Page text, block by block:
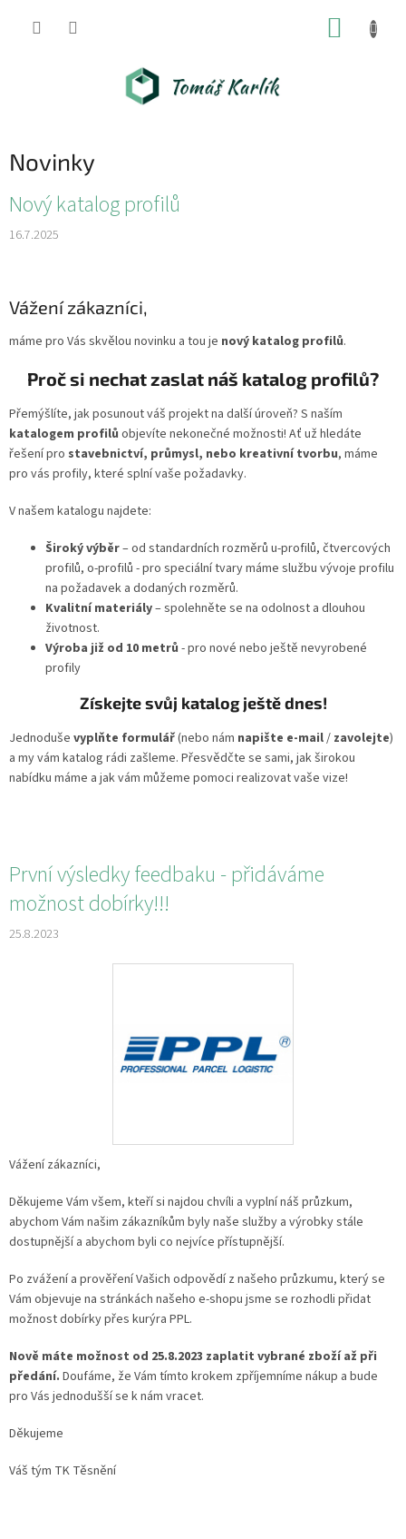
Novinky
V
p
č
l
á
Nový katalog profilů
16.7.2025
Vážení zákazníci,
máme pro Vás skvělou novinku a tou je nový katalog profilů.
Proč si nechat zaslat náš katalog profilů?
Přemýšlíte, jak posunout váš projekt na další úroveň? S naším
katalogem profilů objevíte nekonečné možnosti! Ať už hledáte
řešení pro stavebnictví, průmysl, nebo kreativní tvorbu, máme
pro vás profily, které splní vaše požadavky.
V našem katalogu najdete:
Široký výběr– od standardních rozměrů u-profilů, čtvercových
profilů, o-profilů - pro speciální tvary máme službu vývoje profilu
na požadavek a dodaných rozměrů.
Kvalitní materiály– spolehněte se na odolnost a dlouhou
životnost.
Výroba již od 10 metrů - pro nové nebo ještě nevyrobené
profily
Získejte svůj katalog ještě dnes!
Jednoduše vyplňte formulář(nebo nám napište e-mail/ zavolejte)
a my vám katalog rádi zašleme. Přesvědčte se sami, jak širokou
nabídku máme a jak vám můžeme pomoci realizovat vaše vize!
První výsledky feedbaku - přidáváme
možnost dobírky!!!
25.8.2023
Vážení zákazníci,
Děkujeme Vám všem, kteří si najdou chvíli a vyplní náš průzkum,
abychom Vám našim zákazníkům byly naše služby a výrobky stále
dostupnější a abychom byli co nejvíce přístupnější.
Po zvážení a prověření Vašich odpovědí z našeho průzkumu, který se
Vám objevuje na stránkách našeho e-shopu jsme se rozhodli přidat
možnost dobírky přes kurýra PPL.
Nově máte možnost od 25.8.2023 zaplatit vybrané zboží až při
předání. Doufáme, že Vám tímto krokem zpříjemníme nákup a bude
pro Vás jednodušší se k nám vracet.
Děkujeme
Váš tým TK Těsnění